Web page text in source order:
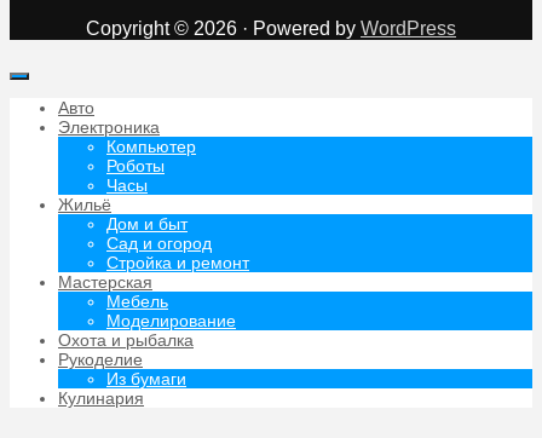
Copyright © 2026 · Powered by WordPress
Авто
Электроника
Компьютер
Роботы
Часы
Жильё
Дом и быт
Сад и огород
Стройка и ремонт
Мастерская
Мебель
Моделирование
Охота и рыбалка
Рукоделие
Из бумаги
Кулинария